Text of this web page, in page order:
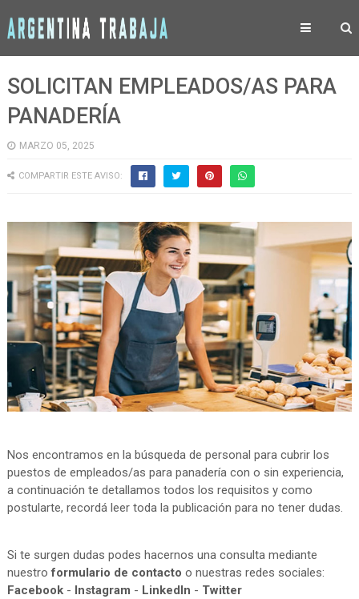
SOLICITAN EMPLEADOS/AS PARA
PANADERÍA
MARZO 05, 2025
COMPARTIR ESTE AVISO:
Nos encontramos en la búsqueda de personal para cubrir los
puestos de empleados/as para panadería con o sin experiencia,
a continuación te detallamos todos los requisitos y como
postularte, recordá leer toda la publicación para no tener dudas.
Si te surgen dudas podes hacernos una consulta mediante
nuestroformulario de contacto o nuestras redes sociales:
Facebook- Instagram - LinkedIn - Twitter